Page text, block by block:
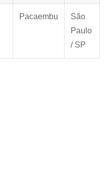
Pacaembu
São
Paulo
/ SP